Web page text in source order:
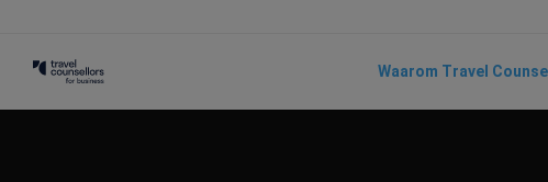
Waarom Travel